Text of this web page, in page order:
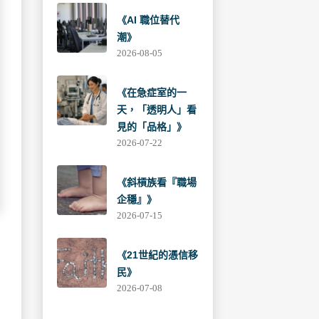
《AI 職位替代
潮》
2026-08-05
《在急症室的一
天，「透明人」看
見的「品格」》
2026-07-22
《斜槓族看『職場
企穩』》
2026-07-15
《21世紀的憑信移
民》
2026-07-08